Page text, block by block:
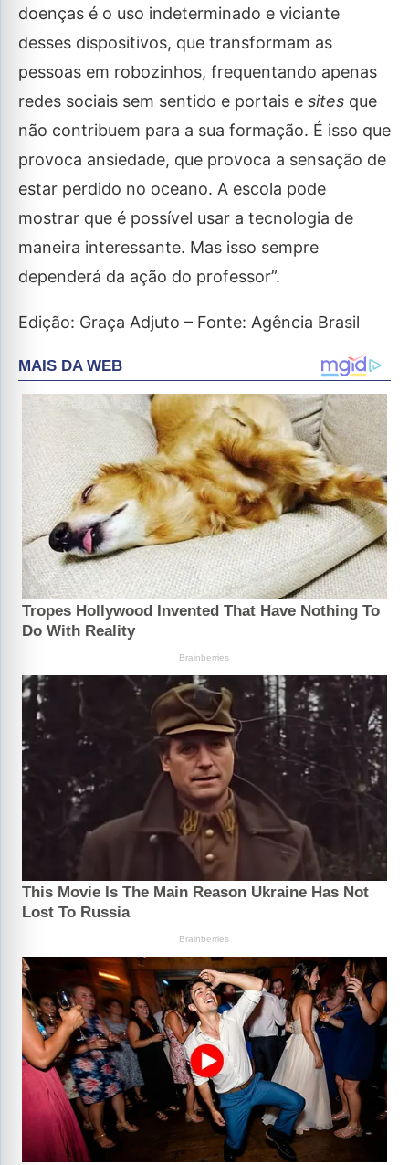
doenças é o uso indeterminado e viciante
desses dispositivos, que transformam as
pessoas em robozinhos, frequentando apenas
redes sociais sem sentido e portais e sites que
não contribuem para a sua formação. É isso que
provoca ansiedade, que provoca a sensação de
estar perdido no oceano. A escola pode
mostrar que é possível usar a tecnologia de
maneira interessante. Mas isso sempre
dependerá da ação do professor”.
Edição: Graça Adjuto – Fonte: Agência Brasil